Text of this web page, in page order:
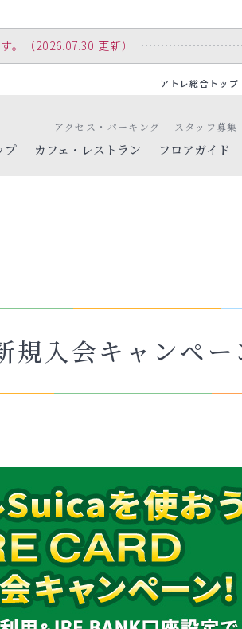
（2026.07.30 更新）
アトレ総合トップ
プ カフェ・レストラン フロアガイド
アクセス・パーキング スタッフ募集
入会キャンペー